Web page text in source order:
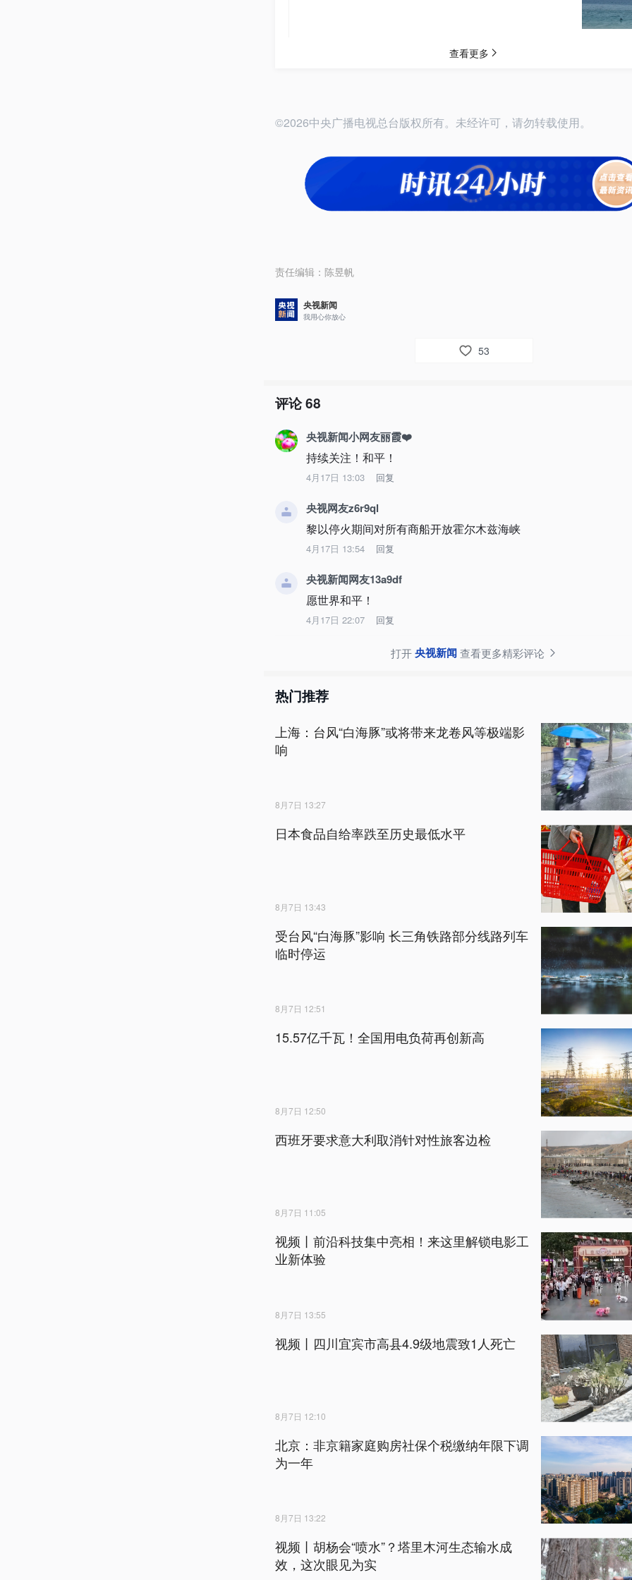
©2026中央广播电视总台版权所有。未经许可，请勿转载使用。
责任编辑： 陈昱帆
央视新闻
我用心你放心
53
评论68
央视新闻小网友丽霞❤️
持续关注！和平！
4月17日 13:03 回复
央视网友z6r9ql
黎以停火期间对所有商船开放霍尔木兹海峡
4月17日 13:54 回复
央视新闻网友13a9df
愿世界和平！
4月17日 22:07 回复
打开央视新闻查看更多精彩评论
热门推荐
上海：台风“白海豚”或将带来龙卷风等极端影
响
8月7日 13:27
日本食品自给率跌至历史最低水平
8月7日 13:43
受台风“白海豚”影响 长三角铁路部分线路列车
临时停运
8月7日 12:51
15.57亿千瓦！全国用电负荷再创新高
8月7日 12:50
西班牙要求意大利取消针对性旅客边检
8月7日 11:05
视频丨前沿科技集中亮相！来这里解锁电影工
业新体验
8月7日 13:55
视频丨四川宜宾市高县4.9级地震致1人死亡
8月7日 12:10
北京：非京籍家庭购房社保个税缴纳年限下调
为一年
8月7日 13:22
视频丨胡杨会“喷水”？塔里木河生态输水成
效，这次眼见为实